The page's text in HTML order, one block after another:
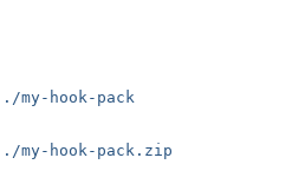
./my-hook-pack
./my-hook-pack.zip